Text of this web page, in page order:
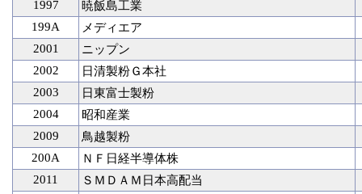
1997
暁飯島工業
199A
メディエア
2001
ニップン
2002
日清製粉Ｇ本社
2003
日東富士製粉
2004
昭和産業
2009
鳥越製粉
200A
ＮＦ日経半導体株
2011
ＳＭＤＡＭ日本高配当